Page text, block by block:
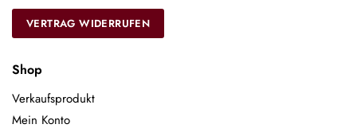
VERTRAG WIDERRUFEN
Shop
Verkaufsprodukt
Mein Konto